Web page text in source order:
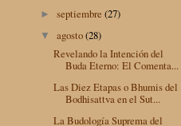
►septiembre(27)
▼agosto(28)
Revelando la Intención del
Buda Eterno: El Comenta...
Las Diez Etapas o Bhumis del
Bodhisattva en el Sut...
La Budología Suprema del